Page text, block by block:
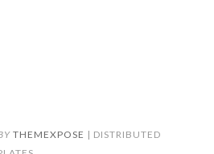
THEMEXPOSE | DISTRIBUTED